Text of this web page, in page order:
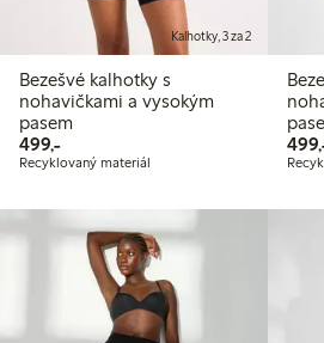
Kalhotky, 3 za 2
Bezešvé kalhotky s
nohavičkami a vysokým
pasem
499,-499,00 Kč
Recyklovaný materiál